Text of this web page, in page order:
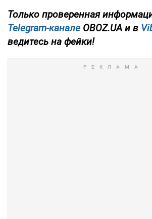
Только проверенная
Telegram-канале OBOZ.UA и в
ведитесь на фейки!